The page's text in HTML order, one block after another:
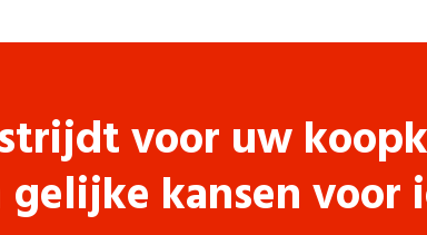
voor uw
kansen voor